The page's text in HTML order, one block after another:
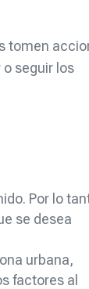
tomen
seguir los
Por lo
se desea
urbana,
factores al